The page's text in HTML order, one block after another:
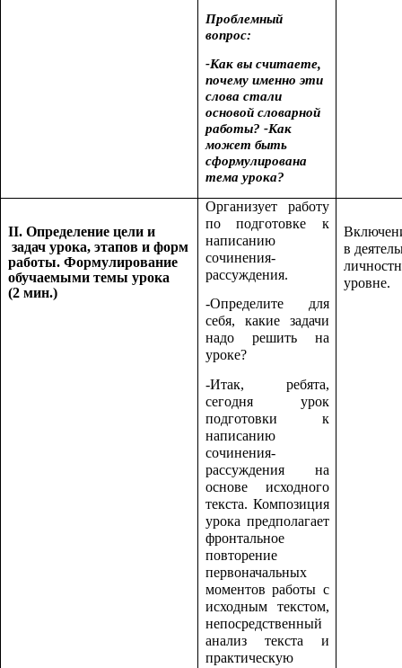
Проблемный
вопрос:
-Как вы считаете,
почему именно эти
слова стали
основой словарной
работы? -Как
может быть
сформулирована
тема урока?
II. Определение цели и
задач урока, этапов и форм
работы. Формулирование
обучаемыми темы урока
(2 мин.)
Организует работу
по подготовке к
написанию
сочинения-
рассуждения.
-Определите для
себя, какие задачи
надо решить на
уроке?
-Итак, ребята,
сегодня урок
подготовки к
написанию
сочинения-
рассуждения на
основе исходного
текста. Композиция
урока предполагает
фронтальное
повторение
первоначальных
моментов работы с
исходным текстом,
непосредственный
анализ текста и
практическую
в
уровне.